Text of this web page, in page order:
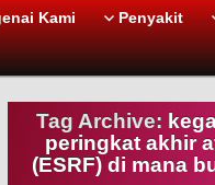
Kami Penyakit
Tag Archive:
peringkat akhir
(ESRF) di mana